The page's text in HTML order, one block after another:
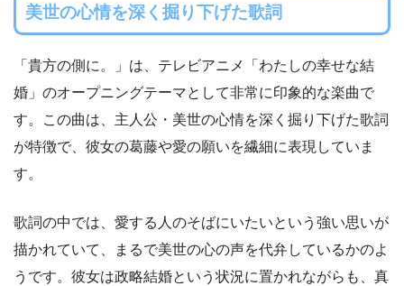
美世の心情を深く掘り下げた歌詞
「貴方の側に。」は、テレビアニメ「わたしの幸せな結
婚」のオープニングテーマとして非常に印象的な楽曲で
す。この曲は、主人公・美世の心情を深く掘り下げた歌詞
が特徴で、彼女の葛藤や愛の願いを繊細に表現していま
す。
歌詞の中では、愛する人のそばにいたいという強い思いが
描かれていて、まるで美世の心の声を代弁しているかのよ
うです。彼女は政略結婚という状況に置かれながらも、真